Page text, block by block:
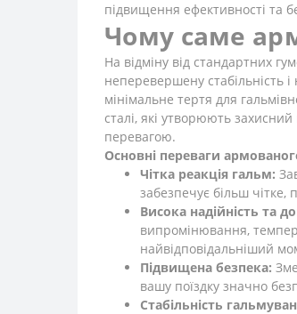
підвищення ефективності та
Чому саме
На відміну від стандартних
неперевершену стабільність
мінімальне тертя для
сталі, які утворюють
перевагою.
Основні переваги
Чітка реакція гальм:
забезпечує більш
Висока надійність та
випромінювання,
найвідповідальніший
Підвищена безпека:
вашу поїздку значно
Стабільність